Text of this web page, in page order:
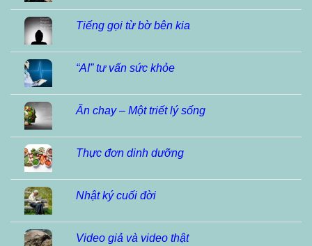
Tiếng gọi từ bờ bên kia
“AI” tư vấn sức khỏe
Ăn chay – Một triết lý sống
Thực đơn dinh dưỡng
Nhật ký cuối đời
Video giả và video thật